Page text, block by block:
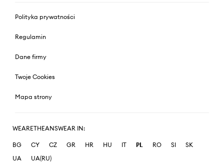
Polityka prywatności
Regulamin
Dane firmy
Twoje Cookies
Mapa strony
WEARETHEANSWEAR IN:
BG CY CZ GR HR HU IT PL RO SI
SK
UA
UA(RU)